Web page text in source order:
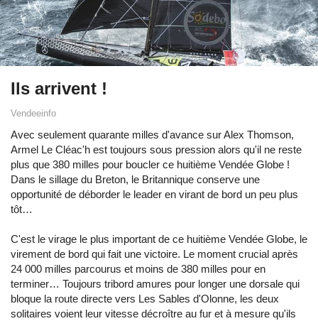
Ils arrivent !
Vendeeinfo
Avec seulement quarante milles d'avance sur Alex Thomson,
Armel Le Cléac'h est toujours sous pression alors qu'il ne reste
plus que 380 milles pour boucler ce huitième Vendée Globe !
Dans le sillage du Breton, le Britannique conserve une
opportunité de déborder le leader en virant de bord un peu plus
tôt…
C'est le virage le plus important de ce huitième Vendée Globe, le
virement de bord qui fait une victoire. Le moment crucial après
24 000 milles parcourus et moins de 380 milles pour en
terminer… Toujours tribord amures pour longer une dorsale qui
bloque la route directe vers Les Sables d'Olonne, les deux
solitaires voient leur vitesse décroître au fur et à mesure qu'ils